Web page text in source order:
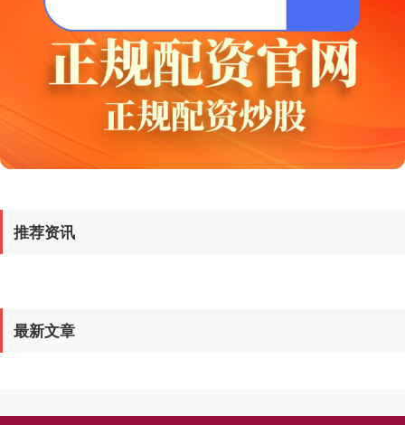
基金指数 7242.10 +12.30 +0.17%
推荐资讯
最新文章